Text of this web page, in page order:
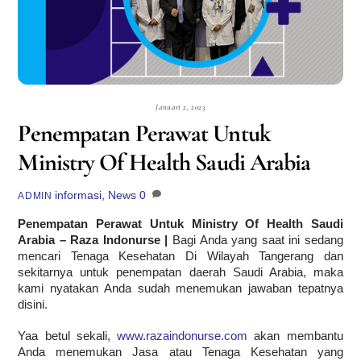
Januari 2, 2023
Penempatan Perawat Untuk
Ministry Of Health Saudi Arabia
ADMIN informasi, News 0
Penempatan Perawat Untuk Ministry Of Health Saudi
Arabia – Raza Indonurse | Bagi Anda yang saat ini sedang
mencari Tenaga Kesehatan Di Wilayah Tangerang dan
sekitarnya untuk penempatan daerah Saudi Arabia, maka
kami nyatakan Anda sudah menemukan jawaban tepatnya
disini.
Yaa betul sekali,www.razaindonurse.com akan membantu
Anda menemukan Jasa atau Tenaga Kesehatan yang